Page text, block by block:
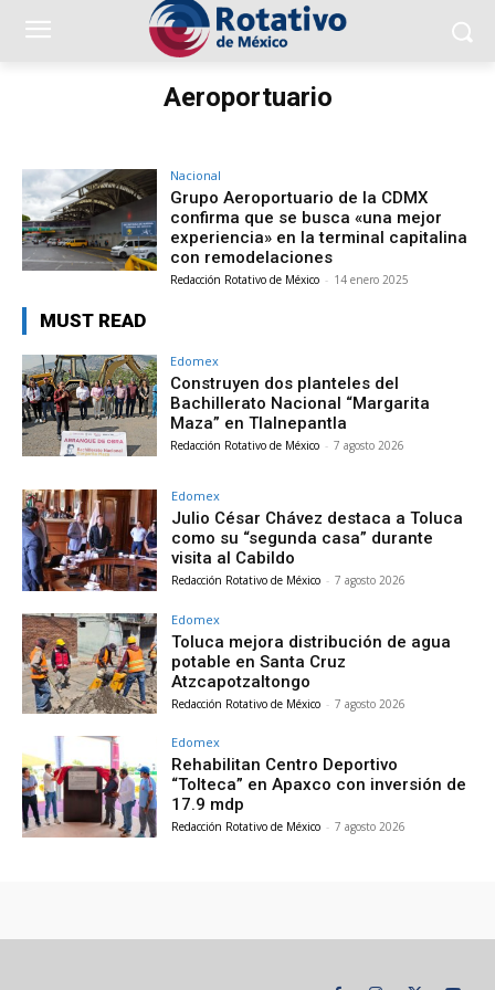
Aeroportuario
Nacional
Grupo Aeroportuario de la CDMX
confirma que se busca «una mejor
experiencia» en la terminal capitalina
con remodelaciones
Redacción Rotativo de México - 14 enero 2025
MUST READ
Edomex
Construyen dos planteles del
Bachillerato Nacional “Margarita
Maza” en Tlalnepantla
Redacción Rotativo de México - 7 agosto 2026
Edomex
Julio César Chávez destaca a Toluca
como su “segunda casa” durante
visita al Cabildo
Redacción Rotativo de México - 7 agosto 2026
Edomex
Toluca mejora distribución de agua
potable en Santa Cruz
Atzcapotzaltongo
Redacción Rotativo de México - 7 agosto 2026
Edomex
Rehabilitan Centro Deportivo
“Tolteca” en Apaxco con inversión de
17.9 mdp
Redacción Rotativo de México - 7 agosto 2026